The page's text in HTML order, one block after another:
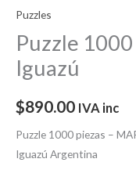
Puzzles
Puzzle
Iguazú
$890.00 IVA inc
Puzzle 1000 piezas –
Iguazú Argentina